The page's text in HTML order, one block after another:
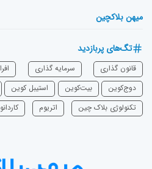
میهن بلاکچین
تگ‌های پربازدید
قانون گذاری سرمایه‌ گذاری
دوج‌کوین
بیت‌کوین استیبل کوین
تکنولوژی بلاک چین
اتریوم ‌کاردانو